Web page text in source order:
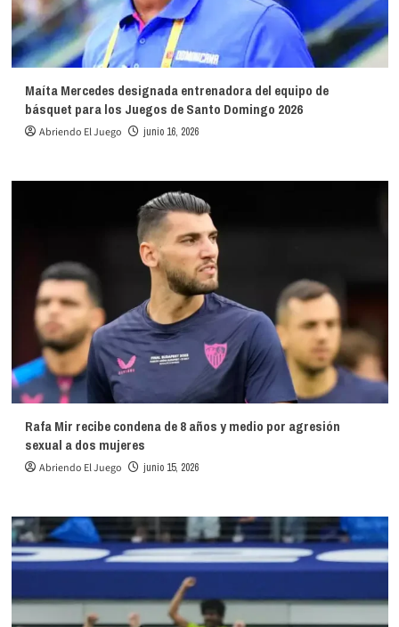
Maíta Mercedes designada entrenadora del equipo de
básquet para los Juegos de Santo Domingo 2026
Abriendo El Juego junio 16, 2026
Rafa Mir recibe condena de 8 años y medio por agresión
sexual a dos mujeres
Abriendo El Juego junio 15, 2026